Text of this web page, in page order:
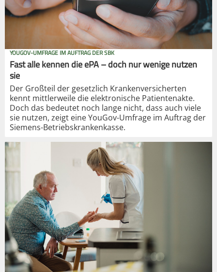
YOUGOV-UMFRAGE IM AUFTRAG DER SBK
Fast alle kennen die ePA – doch nur wenige nutzen
sie
Der Großteil der gesetzlich Krankenversicherten
kennt mittlerweile die elektronische Patientenakte.
Doch das bedeutet noch lange nicht, dass auch viele
sie nutzen, zeigt eine YouGov-Umfrage im Auftrag der
Siemens-Betriebskrankenkasse.